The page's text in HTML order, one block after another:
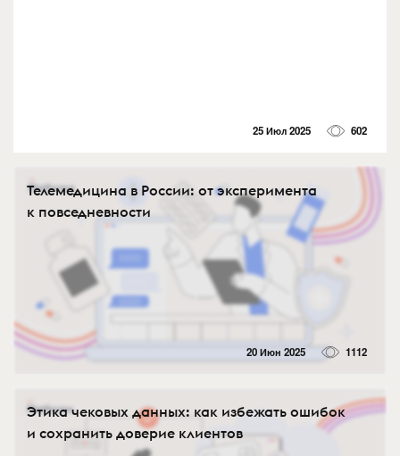
25 Июл 2025 602
Телемедицина в России: от эксперимента
к повседневности
20 Июн 2025 1112
Этика чековых данных: как избежать ошибок
и сохранить доверие клиентов